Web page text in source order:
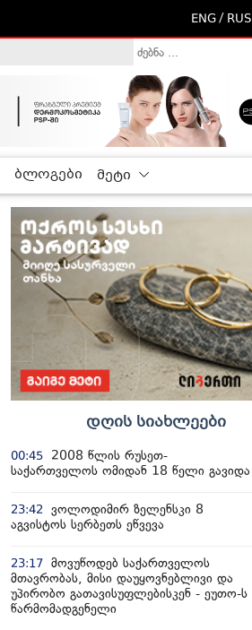
ENG / RUS
ბლოგები მეტი
დღის სიახლეები
00:45
2008 წლის რუსეთ-
საქართველოს ომიდან 18 წელი გავიდა
23:42
ვოლოდიმირ ზელენსკი 8
აგვისტოს სერბეთს ეწვევა
23:17 მოვუწოდებ საქართველოს
მთავრობას, მისი დაუყოვნებლივი და
უპირობო გათავისუფლებისკენ - ეუთო-ს
წარმომადგენელი